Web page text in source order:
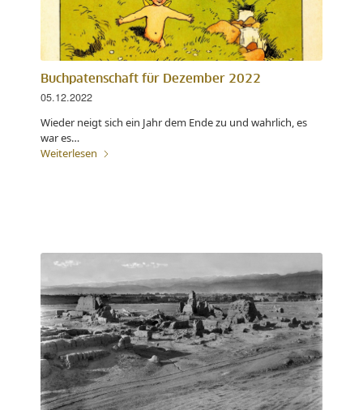
Buchpatenschaft für Dezember 2022
05.12.2022
Wieder neigt sich ein Jahr dem Ende zu und wahrlich, es
war es…
Weiterlesen